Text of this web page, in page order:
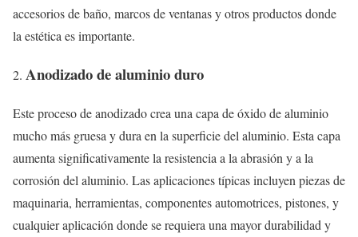
accesorios de baño, marcos de ventanas y otros productos donde
la estética es importante.
Anodizado de aluminio duro
Este proceso de anodizado crea una capa de óxido de aluminio
mucho más gruesa y dura en la superficie del aluminio. Esta capa
aumenta significativamente la resistencia a la abrasión y a la
corrosión del aluminio. Las aplicaciones típicas incluyen piezas de
maquinaria, herramientas, componentes automotrices, pistones, y
cualquier aplicación donde se requiera una mayor durabilidad y